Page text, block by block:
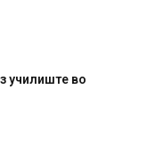
училиште во